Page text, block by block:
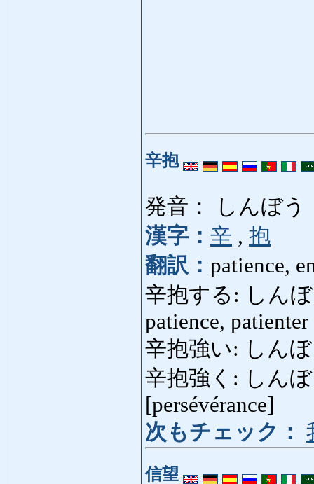
辛抱
発音： しんぼう
漢字： 辛 , 抱
翻訳： patience,
辛抱する: しんぼ
patience, patienter
辛抱強い: しん
辛抱強く: しんぼ
[persévérance]
次もチェック：
信望